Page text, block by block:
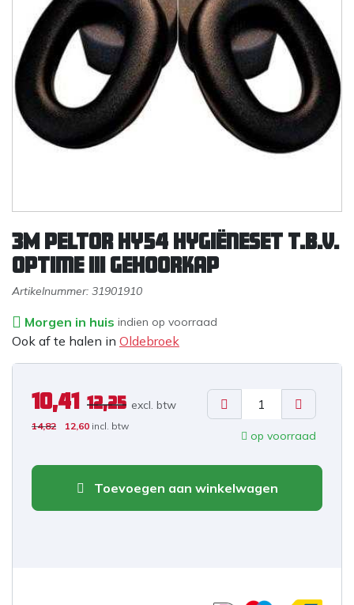
3M Peltor HY54 hygiëneset t.b.v.
Optime III gehoorkap
Artikelnummer: 31901910
Morgen in huis indien op voorraad
Ook af te halen in Oldebroek
10,41 12,25 excl. btw
14,82 12,60 incl. btw
op voorraad
Toevoegen aan winkelwagen